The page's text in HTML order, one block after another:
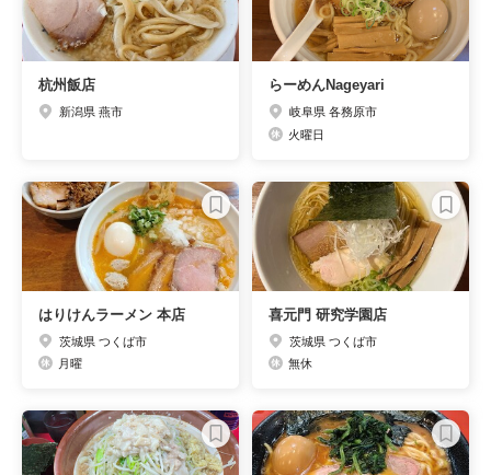
杭州飯店
新潟県 燕市
らーめんNageyari
岐阜県 各務原市
火曜日
はりけんラーメン 本店
茨城県 つくば市
月曜
喜元門 研究学園店
茨城県 つくば市
無休